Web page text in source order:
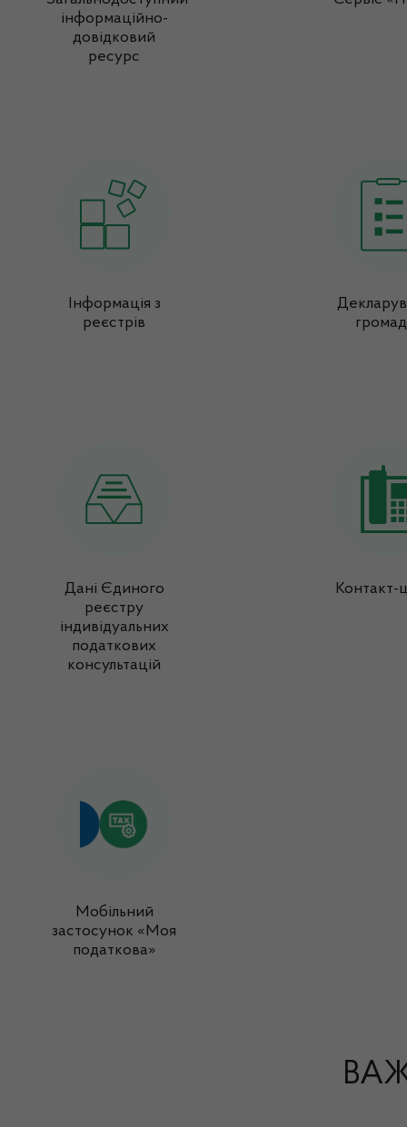
інформаційно-
довідковий
ресурс
Інформація з
реєстрів
Дані Єдиного
реєстру
індивідуальних
податкових
консультацій
Контакт-
Мобільний
застосунок «Моя
податкова»